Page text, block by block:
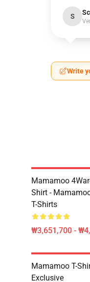
S
Write
Mamamoo
Shirt -
T-Shirts
₩3,651,700 -
Mamamoo T-
Exclusive